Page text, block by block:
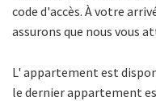
code d'accès. À votre
assurons que nous vous
L' appartement est
le dernier appartement